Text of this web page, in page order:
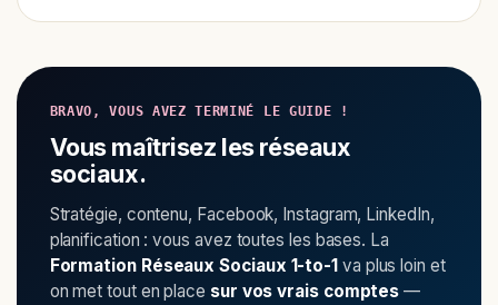
BRAVO, VOUS AVEZ TERMINÉ LE GUIDE !
Vous maîtrisez les réseaux
sociaux.
Stratégie, contenu, Facebook, Instagram, LinkedIn,
planification : vous avez toutes les bases. La
Formation Réseaux Sociaux 1-to-1 va plus loin et
on met tout en place sur vos vrais comptes —